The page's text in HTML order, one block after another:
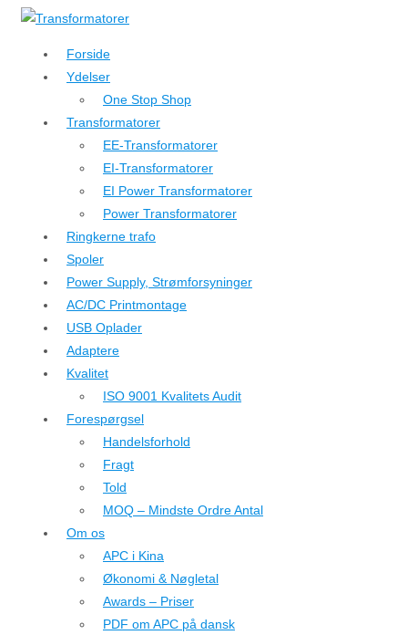
↓
hovedindhold
Forside
Ydelser
One Stop Shop
Transformatorer
EE-Transformatorer
EI-Transformatorer
EI Power Transformatorer
Power Transformatorer
Ringkerne trafo
Spoler
Power Supply, Strømforsyninger
AC/DC Printmontage
USB Oplader
Adaptere
Kvalitet
ISO 9001 Kvalitets Audit
Forespørgsel
Handelsforhold
Fragt
Told
MOQ – Mindste Ordre Antal
Om os
APC i Kina
Økonomi & Nøgletal
Awards – Priser
PDF om APC på dansk